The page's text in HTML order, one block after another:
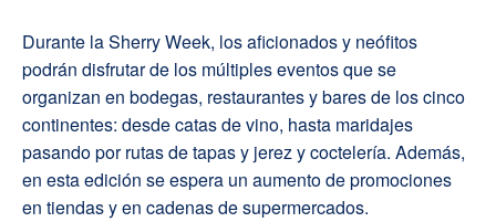
Durante la Sherry Week, los aficionados y neófitos
podrán disfrutar de los múltiples eventos que se
organizan en bodegas, restaurantes y bares de los cinco
continentes: desde catas de vino, hasta maridajes
pasando por rutas de tapas y jerez y coctelería. Además,
en esta edición se espera un aumento de promociones
en tiendas y en cadenas de supermercados.